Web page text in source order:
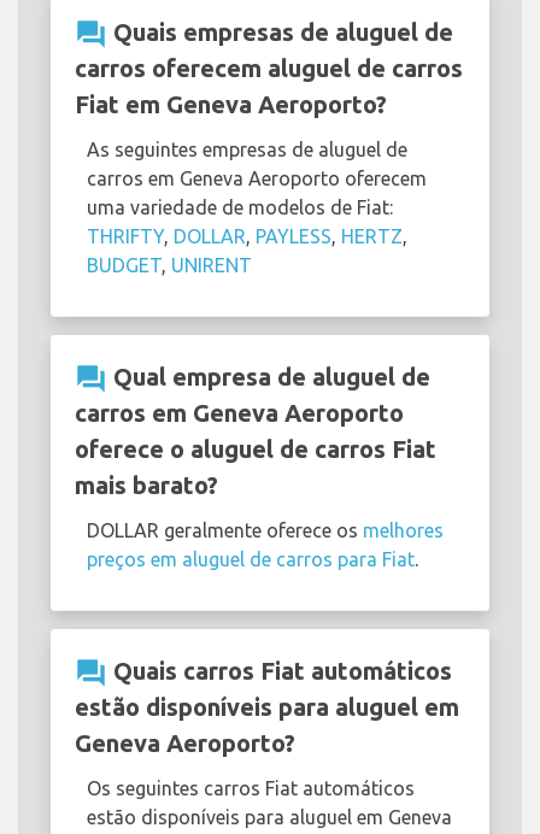
question_answer Quais empresas de aluguel de
carros oferecem aluguel de carros
Fiat em Geneva Aeroporto?
As seguintes empresas de aluguel de
carros em Geneva Aeroporto oferecem
uma variedade de modelos de Fiat:
THRIFTY, DOLLAR, PAYLESS, HERTZ,
BUDGET, UNIRENT
question_answer Qual empresa de aluguel de
carros em Geneva Aeroporto
oferece o aluguel de carros Fiat
mais barato?
DOLLAR geralmente oferece os melhores
preços em aluguel de carros para Fiat.
question_answer Quais carros Fiat automáticos
estão disponíveis para aluguel em
Geneva Aeroporto?
Os seguintes carros Fiat automáticos
estão disponíveis para aluguel em Geneva